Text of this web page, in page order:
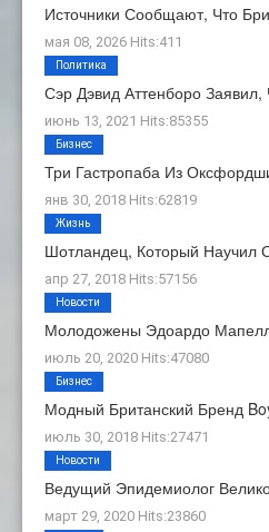
Источники Сообщают, Что
мая 08, 2026 Hits:411
Сэр Дэвид Аттенборо
июнь 13, 2021 Hits:85355
Политика
Три Гастропаба Из
янв 30, 2018 Hits:62819
Бизнес
Шотландец, Который Научил
апр 27, 2018 Hits:57156
Жизнь
Молодожены Эдоардо
июль 20, 2020 Hits:47080
Новости
Модный Британский Бренд
июль 30, 2018 Hits:27471
Бизнес
Ведущий Эпидемиолог
март 29, 2020 Hits:23860
Новости